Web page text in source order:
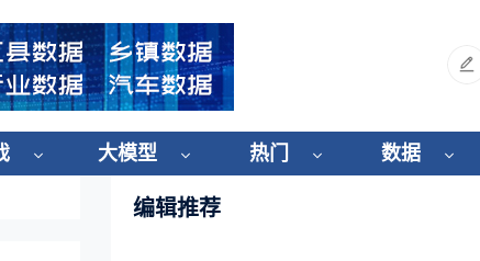
大模型 热门 数据
编辑推荐